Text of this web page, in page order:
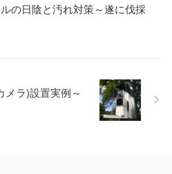
の日陰と汚れ対策～遂に伐採
メラ)設置実例～